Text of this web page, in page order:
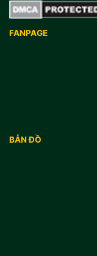
FANPAGE
BẢN ĐỒ